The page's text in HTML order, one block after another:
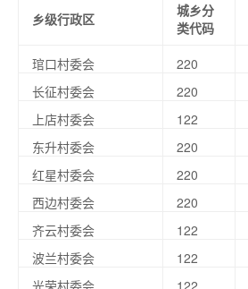
乡级行政区
城乡分
类代码
琯口村委会 220
长征村委会
220
上店村委会
122
东升村委会
220
红星村委会
220
西边村委会
220
齐云村委会
122
波兰村委会
122
光荣村委会
122